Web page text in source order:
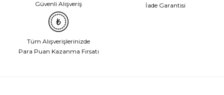
Güvenli Alışveriş
İade Garantisi
Tüm Alışverişlerinizde
Para Puan Kazanma Fırsatı